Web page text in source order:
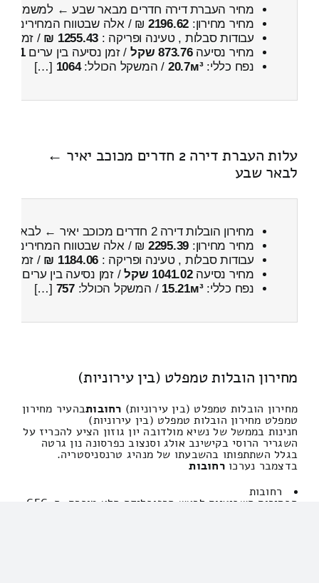
מחיר העברת דירה חדרים מבאר שבע ← למשמר
מחיר מחירון: 2196.62 ₪ / אלה שבטווח המחירים
עבודות סבלות , טעינה ופריקה : 1255.43 ₪ / זמן :
מחיר נסיעה873.76 שקל / זמן נסיעה בין ערים1 שעות , 3 דקות
נפח כללי:20.7м³ / המשקל הכולל:1064
[…]
עלות העברת דירה 2 חדרים מכוכב יאיר ←
לבאר שבע
מחירון הובלות דירה 2 חדרים מכוכב יאיר ← לבאר שבע
מחיר מחירון: 2295.39 ₪ / אלה שבטווח המחירים
עבודות סבלות , טעינה ופריקה : 1184.06 ₪ / זמן :
מחיר נסיעה1041.02 שקל / זמן נסיעה בין ערים
נפח כללי:15.21м³ / המשקל הכולל:757
[…]
מחירון הובלות טמפלט (בין עירוניות)
מחירון הובלות טמפלט (בין עירוניות) רחובותבהעיר מחירון
טמפלט מחירון הובלות טמפלט (בין עירוניות)
חנינות בממשל של נשיא מולדובה יון גוזון הציע להכריז על
השגריר הרוסי בקישינב אולג וסנצוב כפרסונה נון גרטה
בגלל השתתפותו בהשבעתו של מנהיג טרנסניסטריה.
בדצמבר נערכורחובות
רחובות
הבחירות השביעיות לראש הרפובליקה הלא מוכרת. ה-CEC